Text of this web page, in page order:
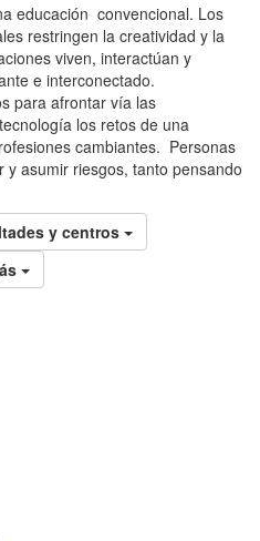
educación convencional. Los
restringen la creatividad y la
viven, interactúan y
e interconectado.
para afrontar vía las
los retos de una
cambiantes. Personas
asumir riesgos, tanto pensando
y centros